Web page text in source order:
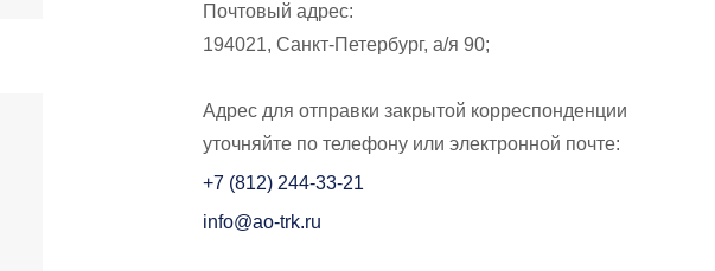
Почтовый адрес:
194021, Санкт-Петербург, а/я 90;
Адрес для отправки закрытой корреспонденции
уточняйте по телефону или электронной почте:
+7 (812) 244-33-21
info@ao-trk.ru